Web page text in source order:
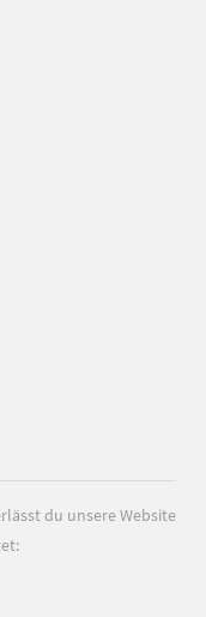
du unsere Website